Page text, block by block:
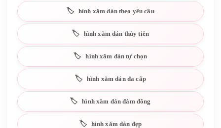
hình xăm dán theo yêu cầu
hình xăm dán thùy tiên
hình xăm dán tự chọn
hình xăm dán đa cấp
hình xăm dán đám đông
hình xăm dán đẹp